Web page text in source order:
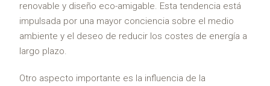
renovable y diseño eco-amigable. Esta tendencia está
impulsada por una mayor conciencia sobre el medio
ambiente y el deseo de reducir los costes de energía a
largo plazo.
Otro aspecto importante es la influencia de la